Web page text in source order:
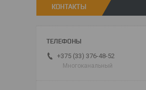
КОНТАКТЫ
+375 (33) 376-48-52
Многоканальный